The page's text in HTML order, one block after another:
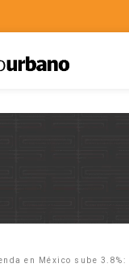
en México sube 3.8%: